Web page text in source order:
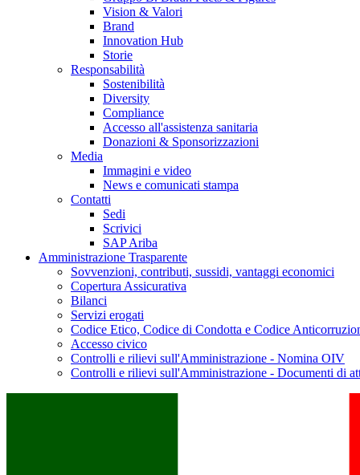
Vision & Valori
Brand
Innovation Hub
Storie
Responsabilità
Sostenibilità
Diversity
Compliance
Accesso all'assistenza sanitaria
Donazioni & Sponsorizzazioni
Media
Immagini e video
News e comunicati stampa
Contatti
Sedi
Scrivici
SAP Ariba
Amministrazione Trasparente
Sovvenzioni, contributi, sussidi, vantaggi economici
Copertura Assicurativa
Bilanci
Servizi erogati
Codice Etico, Codice di Condotta e Codice
Accesso civico
Controlli e rilievi sull'Amministrazione - Nomina OIV
Controlli e rilievi sull'Amministrazione - Documenti di